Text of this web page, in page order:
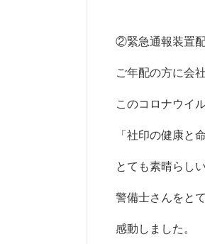
②緊急通報装置配
ご年配の方に会
このコロナウイ
「社印の健康と
とても素晴らし
警備士さんをと
感動しました。